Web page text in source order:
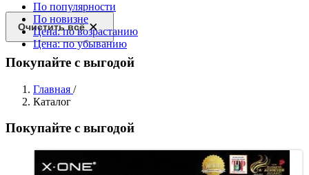
По популярности
По новизне
Цена: по возрастанию
Цена: по убыванию
Очистить всё
Покупайте с выгодой
Главная /
Каталог
Покупайте с выгодой